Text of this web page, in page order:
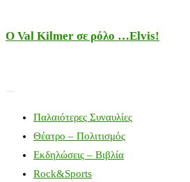
Ο Val Kilmer σε ρόλο …Elvis!
Παλαιότερες Συναυλίες
Θέατρο – Πολιτισμός
Εκδηλώσεις – Βιβλία
Rock&Sports